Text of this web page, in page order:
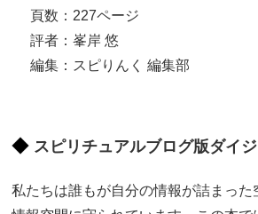
頁数：227ページ
評者：峯岸 悠
編集：スピりんく 編集部
スピリチュアルブログ版ダイ
私たちは誰もが自分の情報が詰まった